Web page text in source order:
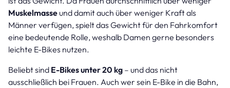
Muskelmasse und damit auch über weniger Kraft als
Männer verfügen, spielt das Gewicht für den Fahrkomfort
eine bedeutende Rolle, weshalb Damen gerne besonders
leichte E-Bikes nutzen.
Beliebt sind E-Bikes unter 20 kg – und das nicht
ausschließlich bei Frauen. Auch wer sein E-Bike in die Bahn,